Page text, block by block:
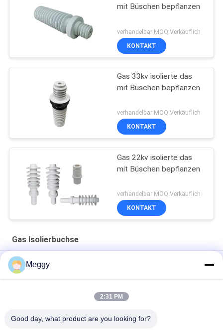
mit Büschen bepflanzen
verhandelbar MOQ:Verkäuflich
KONTAKT
Gas 33kv isolierte das
mit Büschen bepflanzen
verhandelbar MOQ:Verkäuflich
KONTAKT
Gas 22kv isolierte das
mit Büschen bepflanzen
verhandelbar MOQ:Verkäuflich
KONTAKT
Gas Isolierbuchse
Iec-Standard-Weiß glasierte Gas Isolierbuchse 15kv
Berufs-Gas Isolierbuchse 18kv für Transformator
Weiße Iec-Klassen-keramische Isolator-Buchse für
Meggy
2:31 PM
Good day, what product are you looking for?